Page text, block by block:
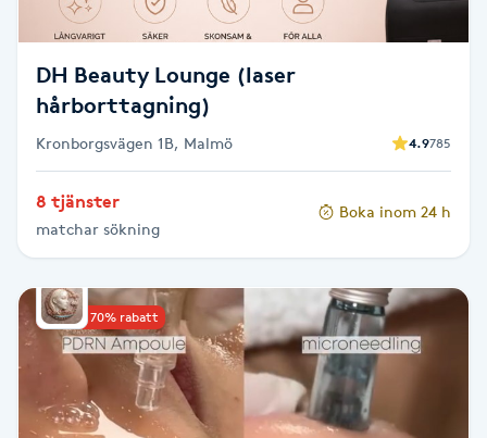
Kiropraktik
Klangmassage
Klippning
Klippning & Slingor
Koppningsmassage
Kosmetisk tatuering
DH Beauty Lounge (laser
hårborttagning)
Kronborgsvägen 1B, Malmö 4.9785
8 tjänster
matchar sökning
Boka inom 24 h
Upp till 70% rabatt